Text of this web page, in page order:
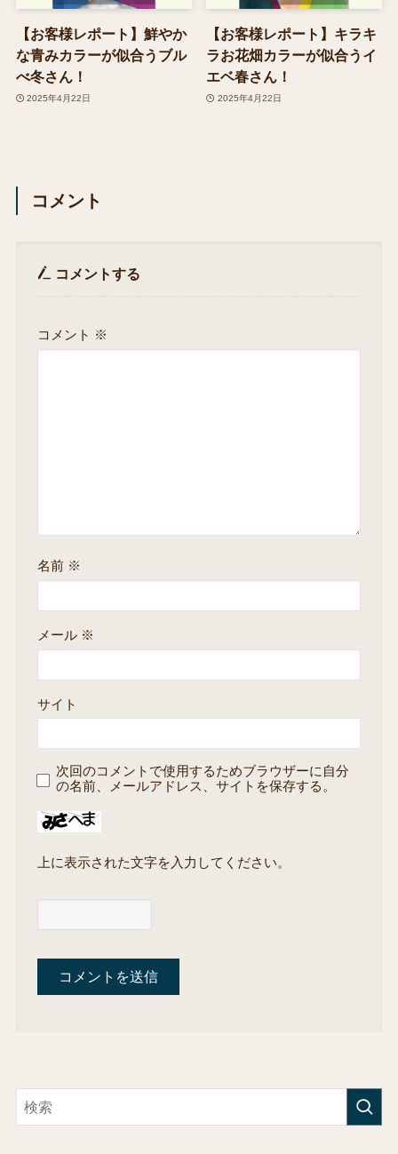
【お客様レポート】鮮やか
な青みカラーが似合うブル
べ冬さん！
2025年4月22日
【お客様レポート】キラキ
ラお花畑カラーが似合うイ
エベ春さん！
2025年4月22日
コメント
コメントする
コメント ※
名前 ※
メール ※
サイト
次回のコメントで使用するためブラウザーに自分
の名前、メールアドレス、サイトを保存する。
上に表示された文字を入力してください。